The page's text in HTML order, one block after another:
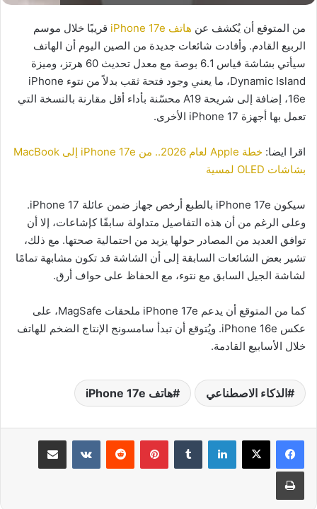
من المتوقع أن يُكشف عن هاتف iPhone 17e
قريبًا خلال موسم
الربيع القادم. وأفادت شائعات جديدة من الصين اليوم أن الهاتف
سيأتي بشاشة قياس 6.1 بوصة مع معدل تحديث 60 هرتز، وميزة
Dynamic Island، ما يعني وجود فتحة ثقب بدلاً من نتوء iPhone
16e، إضافة إلى شريحة A19 محسّنة بأداء أقل مقارنة بالنسخة التي
تعمل بها أجهزة iPhone 17 الأخرى.
اقرا ايضا:
خطة Apple لعام 2026.. من iPhone 17e إلى MacBook
بشاشات OLED لمسية
سيكون iPhone 17e بالطبع أرخص جهاز ضمن عائلة iPhone 17.
وعلى الرغم من أن هذه التفاصيل متداولة سابقًا كإشاعات، إلا أن
توافق العديد من المصادر حولها يزيد من احتمالية صحتها. مع ذلك،
تشير بعض الشائعات السابقة إلى أن الشاشة قد تكون مشابهة تمامًا
لشاشة الجيل السابق مع نتوء، مع الحفاظ على حواف أرق.
كما من المتوقع أن يدعم iPhone 17e ملحقات MagSafe، على
عكس iPhone 16e. ويُتوقع أن تبدأ سامسونج الإنتاج الضخم للهاتف
خلال الأسابيع القادمة.
الذكاء الاصطناعي هاتف iPhone 17e
لينكدإن بينتيريست مشاركة عبر البريد
طباعة